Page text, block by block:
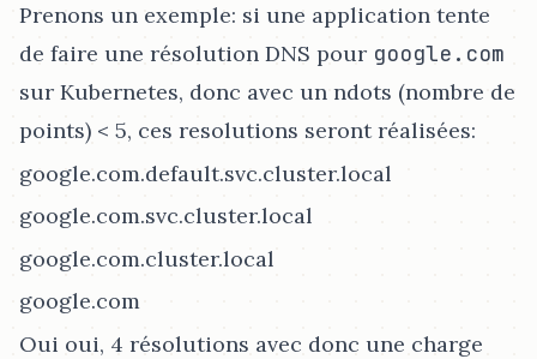
Prenons un exemple: si une application tente
de faire une résolution DNS pour google.com
sur Kubernetes, donc avec un ndots (nombre de
points) < 5, ces resolutions seront réalisées:
google.com.default.svc.cluster.local
google.com.svc.cluster.local
google.com.cluster.local
google.com
Oui oui, 4 résolutions avec donc une charge